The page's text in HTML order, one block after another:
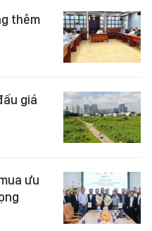
thêm
giá
ưu